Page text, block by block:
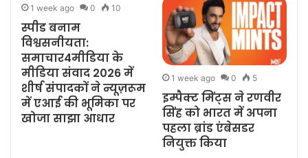
1 week ago 0 10
स्पीड बनाम
विश्वसनीयता:
समाचार4मीडिया के
मीडिया संवाद 2026 में
शीर्ष संपादकों ने न्यूज़रूम
में एआई की भूमिका पर
खोजा साझा आधार
1 week ago 0 5
इम्पैक्ट मिंट्स ने रणवीर
सिंह को भारत में अपना
पहला ब्रांड एंबेसडर
नियुक्त किया